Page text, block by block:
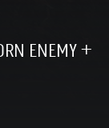
ENEMY +